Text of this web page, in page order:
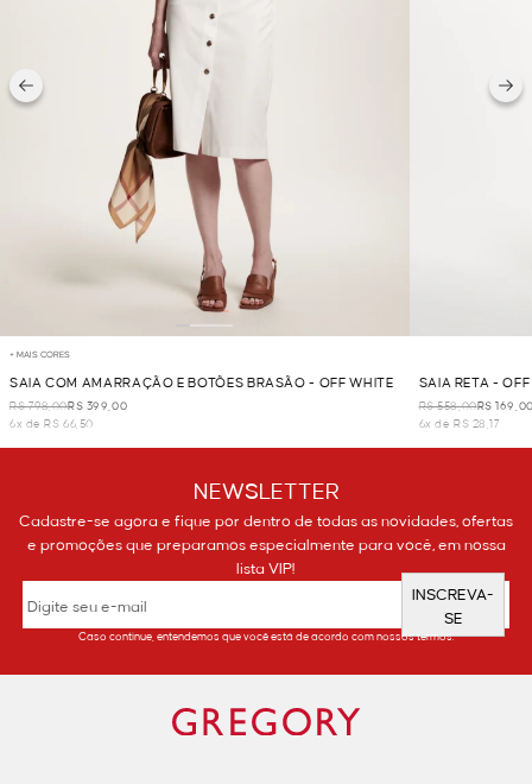
+ MAIS CORES
SAIA COM AMARRAÇÃO E BOTÕES BRASÃO - OFF WHITE
R$ 798,00R$ 399,00
6x de R$ 66,50
SAIA RETA -
R$ 558,00R$
6x de R$ 28,17
NEWSLETTER
Cadastre-se agora e fique por dentro de todas as novidades, ofertas
e promoções que preparamos especialmente para você, em nossa
lista VIP!
INSCREVA-
SE
Caso continue, entendemos que você está de acordo com nossos termos.